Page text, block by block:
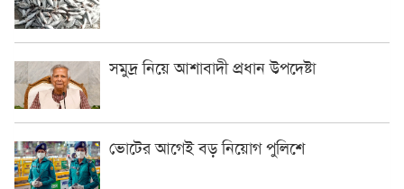
সমুদ্র নিয়ে আশাবাদী প্রধান উপদেষ্টা
ভোটের আগেই বড় নিয়োগ পুলিশে